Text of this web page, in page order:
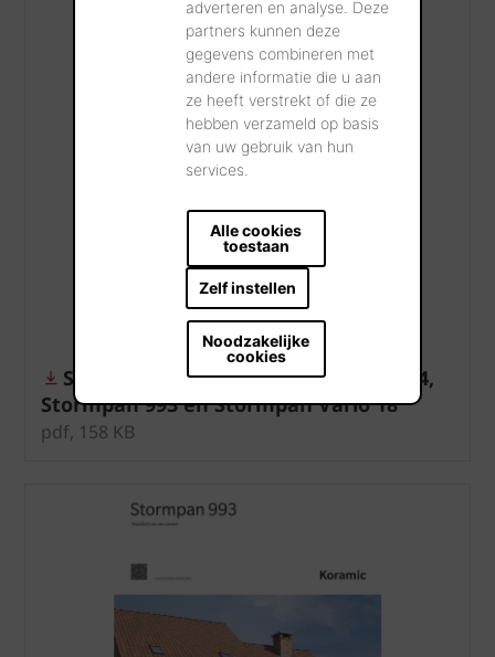
adverteren en analyse. Deze
partners kunnen deze
gegevens combineren met
andere informatie die u aan
ze heeft verstrekt of die ze
hebben verzameld op basis
van uw gebruik van hun
services.
Alle cookies
toestaan
Zelf instellen
Noodzakelijke
cookies
Sarking gevelplaat voor Stormpan 44,
Stormpan 993 en Stormpan Vario 18
pdf, 158 KB